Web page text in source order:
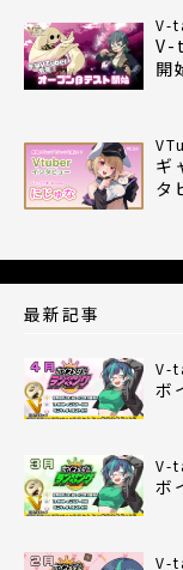
V-
V-
開
ギ
タ
最新記事
V-
ボ
V-
ボ
V-